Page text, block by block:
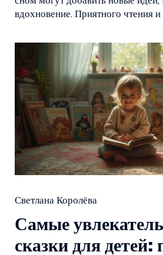
вдохновение. Приятного чтения и
Светлана Королёва
Самые
сказки для детей: